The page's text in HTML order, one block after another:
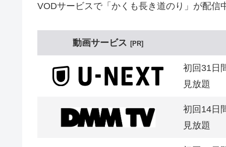
VODサービスで「かくも長き道のり」が配信
動画サービス PR
初回31日
見放題
初回14日
見放題